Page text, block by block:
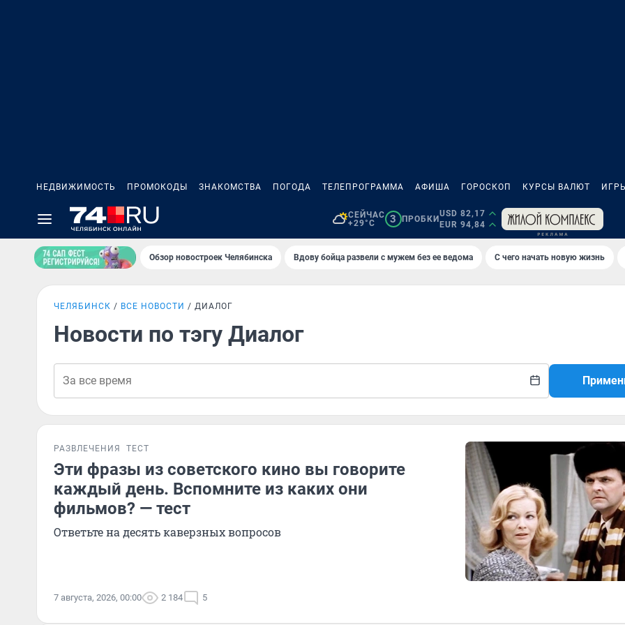
НЕДВИЖИМОСТЬ ПРОМОКОДЫ ЗНАКОМСТВА ПОГОДА ТЕЛЕПРОГРАММА АФИША ГОРОСКОП КУРСЫ ВАЛЮТ
СЕЙЧАС
+29°C
3 ПРОБКИ
USD 82,17
EUR 94,84
Обзор новостроек Челябинска Вдову бойца развели с мужем без ее ведома С чего начать новую жизнь
ЧЕЛЯБИНСК ВСЕ НОВОСТИ ДИАЛОГ
Новости по тэгу Диалог
РАЗВЛЕЧЕНИЯ ТЕСТ
Эти фразы из советского кино вы говорите
каждый день. Вспомните из каких они
фильмов? — тест
Ответьте на десять каверзных вопросов
7 августа, 2026, 00:00 2 184 5